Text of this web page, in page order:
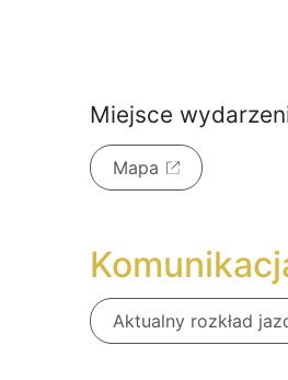
Miejsce
Mapa
Aktualny rozkład